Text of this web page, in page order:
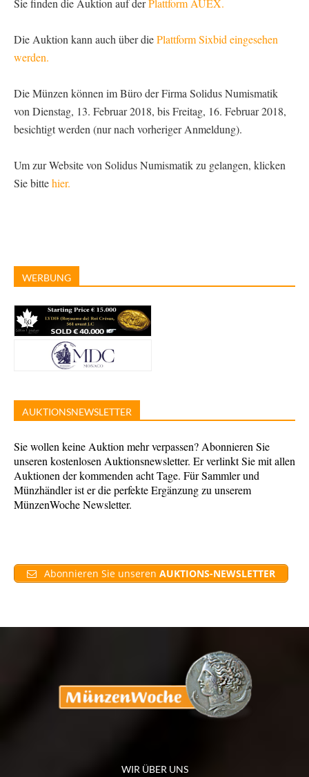
Sie finden die Auktion auf derPlattform AUEX.
Die Auktion kann auch über diePlattform Sixbid eingesehen
werden.
Die Münzen können im Büro der Firma Solidus Numismatik
von Dienstag, 13. Februar 2018, bis Freitag, 16. Februar 2018,
besichtigt werden (nur nach vorheriger Anmeldung).
Um zur Website von Solidus Numismatik zu gelangen, klicken
Sie bittehier.
WERBUNG
AUKTIONSNEWSLETTER
Sie wollen keine Auktion mehr verpassen? Abonnieren Sie
unseren kostenlosen Auktionsnewsletter. Er verlinkt Sie mit allen
Auktionen der kommenden acht Tage. Für Sammler und
Münzhändler ist er die perfekte Ergänzung zu unserem
MünzenWoche Newsletter.
Abonnieren Sie unseren AUKTIONS-NEWSLETTER
WIR ÜBER UNS